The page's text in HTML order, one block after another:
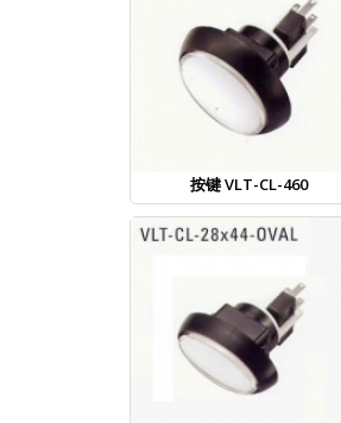
按键 VLT-CL-460